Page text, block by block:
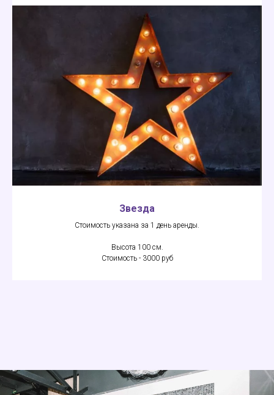
Звезда
Стоимость указана за 1 день аренды.
Высота 100 см.
Стоимость - 3000 руб